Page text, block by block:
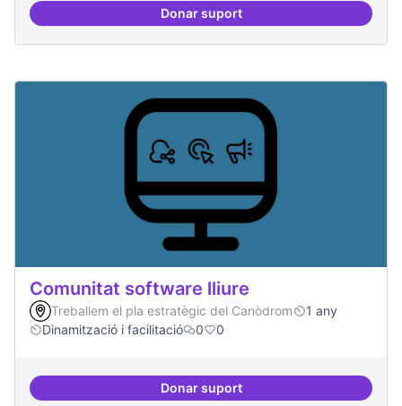
Donar suportFormacions en la
Comunitat software lliure
Treballem el pla estratègic del Canòdrom
1 any
Dinamització i facilitació
0 0
Donar suportComunitat software lliure